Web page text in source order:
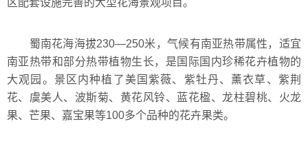
区配套设施完善的大型花海景观项目。
蜀南花海海拔230—250米，气候有南亚热带属性，适宜
南亚热带和部分热带植物生长，是国际国内珍稀花卉植物的
大观园。景区内种植了美国紫薇、紫牡丹、薰衣草、紫荆
花、虞美人、波斯菊、黄花风铃、蓝花楹、龙柱碧桃、火龙
果、芒果、嘉宝果等100多个品种的花卉果类。